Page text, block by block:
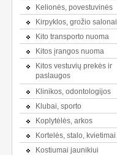
Kelionės, povestuvinės
Kirpyklos, grožio salonai
Kito transporto nuoma
Kitos įrangos nuoma
Kitos vestuvių prekės ir
paslaugos
Klinikos, odontologijos
Klubai, sporto
Koplytėlės, arkos
Kortelės, stalo, kvietimai
Kostiumai jaunikiui